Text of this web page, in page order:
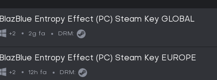
BlazBlue Entropy Effect (PC) Steam Key GLOBAL
+2 2g fa DRM:
BlazBlue Entropy Effect (PC) Steam Key EUROPE
+2 12h fa DRM: